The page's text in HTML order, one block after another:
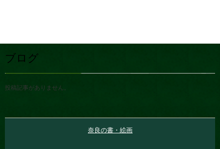
ブログ
投稿記事がありません。
奈良の書・絵画